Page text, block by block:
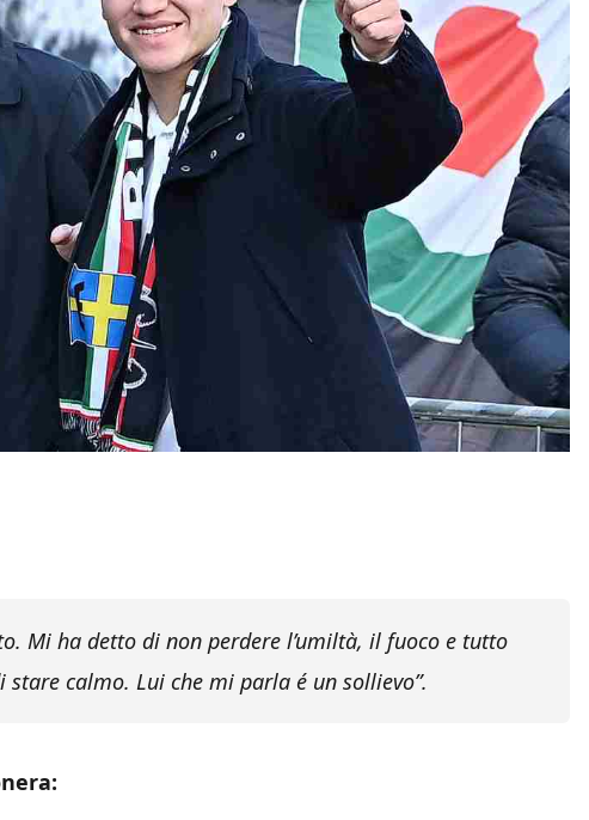
Mi ha detto di non perdere l’umiltà, il fuoco e tutto
calmo. Lui che mi parla é un sollievo”.